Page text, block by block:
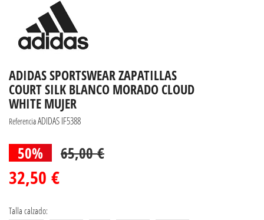
ADIDAS SPORTSWEAR ZAPATILLAS
COURT SILK BLANCO MORADO CLOUD
WHITE MUJER
ReferenciaADIDAS IF5388
50% 65,00 €
32,50 €
Talla calzado: